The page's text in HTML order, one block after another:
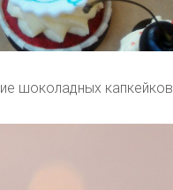
шоколадных капкейков